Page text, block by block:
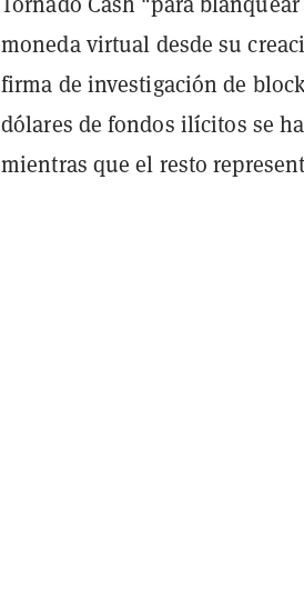
moneda virtual desde su
firma de investigación de
dólares de fondos ilícitos se
mientras que el resto